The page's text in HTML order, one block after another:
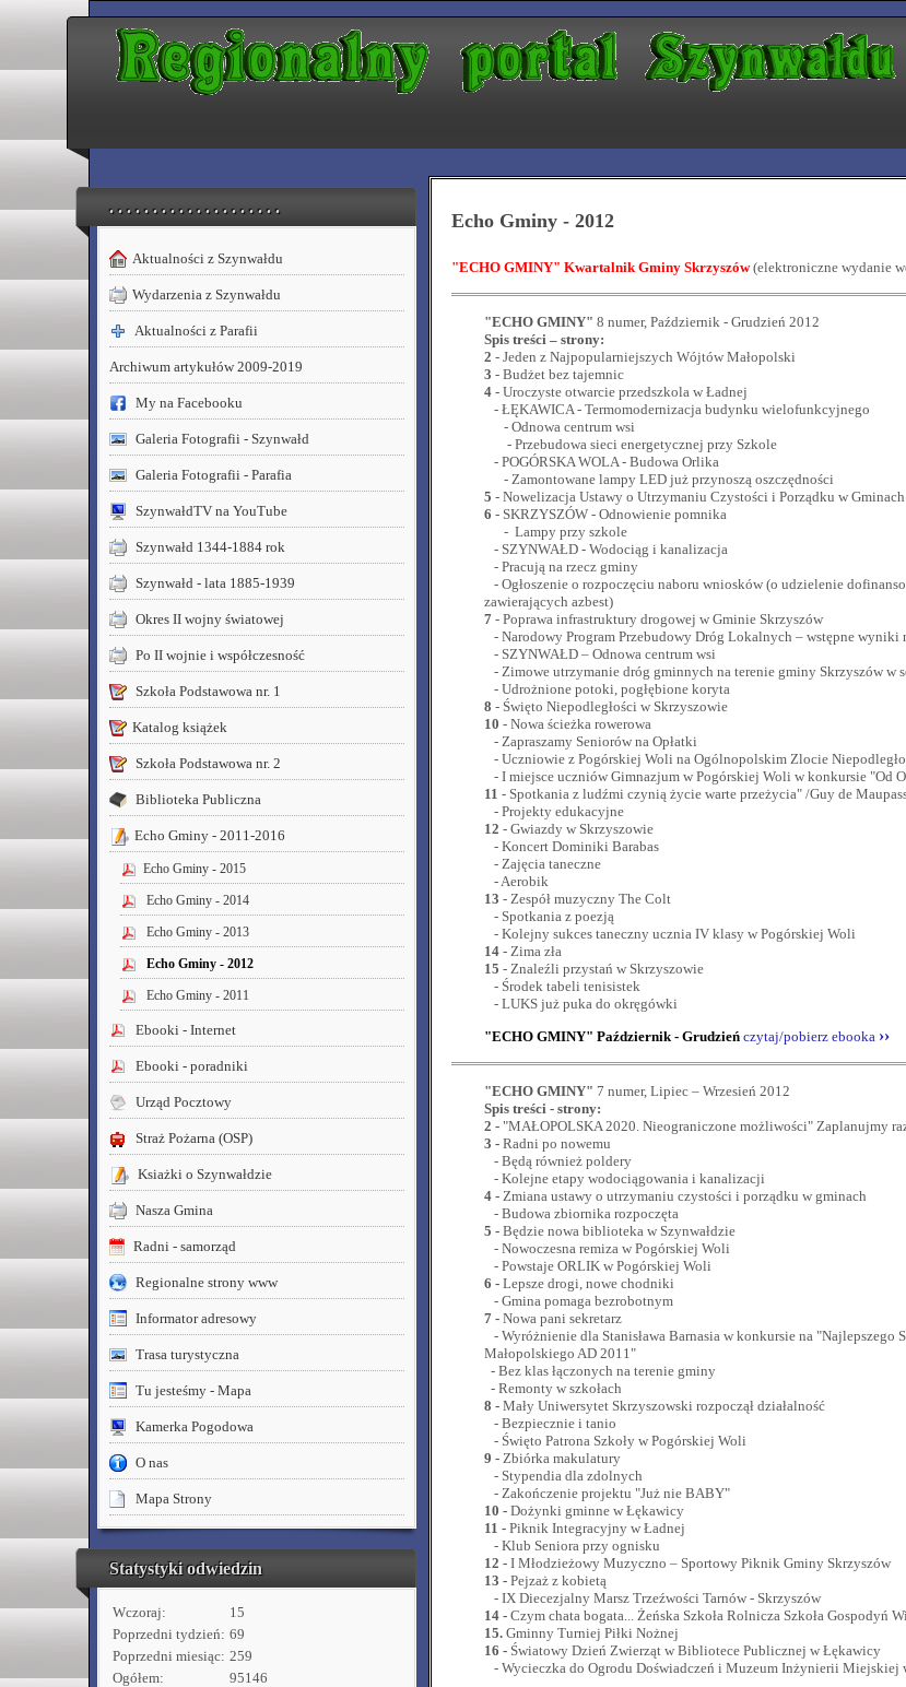
. . . . . . . . . . . . . . . . . . . .
Aktualności z Szynwałdu
Wydarzenia z Szynwałdu
Aktualności z Parafii
Archiwum artykułów 2009-2019
My na Facebooku
Galeria Fotografii - Szynwałd
Galeria Fotografii - Parafia
SzynwałdTV na YouTube
Szynwałd 1344-1884 rok
Szynwałd - lata 1885-1939
Okres II wojny światowej
Po II wojnie i współczesność
Szkoła Podstawowa nr. 1
Katalog książek
Szkoła Podstawowa nr. 2
Biblioteka Publiczna
Echo Gminy - 2011-2016
Echo Gminy - 2015
Echo Gminy - 2014
Echo Gminy - 2013
Echo Gminy - 2012
Echo Gminy - 2011
Ebooki - Internet
Ebooki - poradniki
Urząd Pocztowy
Straż Pożarna (OSP)
Ksiażki o Szynwałdzie
Nasza Gmina
Radni - samorząd
Regionalne strony www
Informator adresowy
Trasa turystyczna
Tu jesteśmy - Mapa
Kamerka Pogodowa
O nas
Mapa Strony
Statystyki odwiedzin
Wczoraj:
15
Poprzedni tydzień: 69
Poprzedni miesiąc: 259
Ogółem:
95146
Echo Gminy - 2012
"ECHO GMINY" Kwartalnik Gminy Skrzyszów(elektroniczne wydanie
"ECHO GMINY" 8 numer, Październik - Grudzień 2012
Spis treści – strony:
2 - Jeden z Najpopularniejszych Wójtów Małopolski
3 - Budżet bez tajemnic
4 - Uroczyste otwarcie przedszkola w Ładnej
- ŁĘKAWICA - Termomodernizacja budynku wielofunkcyjnego
- Odnowa centrum wsi
- Przebudowa sieci energetycznej przy Szkole
- POGÓRSKA WOLA - Budowa Orlika
- Zamontowane lampy LED już przynoszą oszczędności
5 - Nowelizacja Ustawy o Utrzymaniu Czystości i Porządku w Gminach
6 - SKRZYSZÓW - Odnowienie pomnika
- Lampy przy szkole
- SZYNWAŁD - Wodociąg i kanalizacja
- Pracują na rzecz gminy
- Ogłoszenie o rozpoczęciu naboru wniosków (o udzielenie
zawierających azbest)
7 - Poprawa infrastruktury drogowej w Gminie Skrzyszów
- Narodowy Program Przebudowy Dróg Lokalnych – wstępne wyniki
- SZYNWAŁD – Odnowa centrum wsi
- Zimowe utrzymanie dróg gminnych na terenie gminy Skrzyszów w
- Udrożnione potoki, pogłębione koryta
8 - Święto Niepodległości w Skrzyszowie
10 - Nowa ścieżka rowerowa
- Zapraszamy Seniorów na Opłatki
- Uczniowie z Pogórskiej Woli na Ogólnopolskim Zlocie
- I miejsce uczniów Gimnazjum w Pogórskiej Woli w konkursie "Od
11 - Spotkania z ludźmi czynią życie warte przeżycia" /Guy de
- Projekty edukacyjne
12 - Gwiazdy w Skrzyszowie
- Koncert Dominiki Barabas
- Zajęcia taneczne
- Aerobik
13 - Zespół muzyczny The Colt
- Spotkania z poezją
- Kolejny sukces taneczny ucznia IV klasy w Pogórskiej Woli
14 - Zima zła
15 - Znaleźli przystań w Skrzyszowie
- Środek tabeli tenisistek
- LUKS już puka do okręgówki
"ECHO GMINY"Październik - Grudzień czytaj/pobierz ebooka ››
"ECHO GMINY" 7 numer, Lipiec – Wrzesień 2012
Spis treści - strony:
2 - "MAŁOPOLSKA 2020. Nieograniczone możliwości" Zaplanujmy
3 - Radni po nowemu
- Będą również poldery
- Kolejne etapy wodociągowania i kanalizacji
4 - Zmiana ustawy o utrzymaniu czystości i porządku w gminach
- Budowa zbiornika rozpoczęta
5 - Będzie nowa biblioteka w Szynwałdzie
- Nowoczesna remiza w Pogórskiej Woli
- Powstaje ORLIK w Pogórskiej Woli
6 - Lepsze drogi, nowe chodniki
- Gmina pomaga bezrobotnym
7 - Nowa pani sekretarz
- Wyróżnienie dla Stanisława Barnasia w konkursie na "Najlepszego
Małopolskiego AD 2011"
- Bez klas łączonych na terenie gminy
- Remonty w szkołach
8 - Mały Uniwersytet Skrzyszowski rozpoczął działalność
- Bezpiecznie i tanio
- Święto Patrona Szkoły w Pogórskiej Woli
9 - Zbiórka makulatury
- Stypendia dla zdolnych
- Zakończenie projektu "Już nie BABY"
10 - Dożynki gminne w Łękawicy
11 - Piknik Integracyjny w Ładnej
- Klub Seniora przy ognisku
12 - I Młodzieżowy Muzyczno – Sportowy Piknik Gminy Skrzyszów
13 - Pejzaż z kobietą
- IX Diecezjalny Marsz Trzeźwości Tarnów - Skrzyszów
14 - Czym chata bogata... Żeńska Szkoła Rolnicza Szkoła Gospodyń
15. Gminny Turniej Piłki Nożnej
16 - Światowy Dzień Zwierząt w Bibliotece Publicznej w Łękawicy
- Wycieczka do Ogrodu Doświadczeń i Muzeum Inżynierii Miejskiej